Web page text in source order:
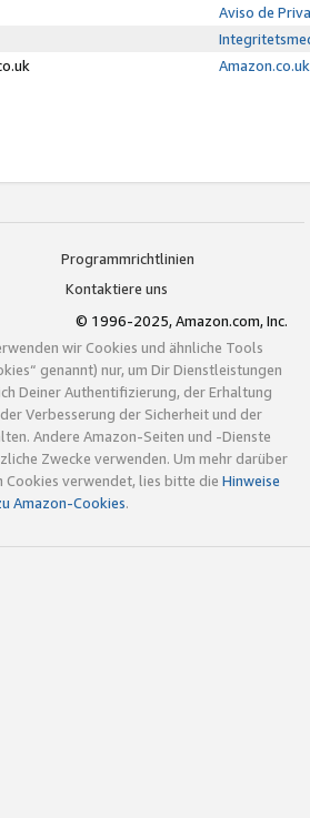
Aviso de
Programmrichtlinien
Kontaktiere uns
© 1996-2025, Amazon.com, Inc.
wir Cookies und ähnliche Tools
genannt) nur, um Dir Dienstleistungen
Deiner Authentifizierung, der Erhaltung
Verbesserung der Sicherheit und der
Andere Amazon-Seiten und -Dienste
Zwecke verwenden. Um mehr darüber
Cookies verwendet, lies bitte die Hinweise
Amazon-Cookies.